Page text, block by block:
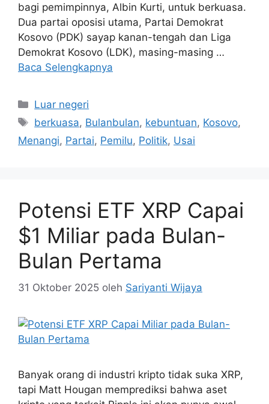
bagi pemimpinnya, Albin Kurti, untuk berkuasa.
Dua partai oposisi utama, Partai Demokrat
Kosovo (PDK) sayap kanan-tengah dan Liga
Demokrat Kosovo (LDK), masing-masing …
Baca Selengkapnya
Kategori
Luar negeri
Tag
berkuasa, Bulanbulan, kebuntuan, Kosovo,
Menangi, Partai, Pemilu, Politik, Usai
Potensi ETF XRP Capai
$1 Miliar pada Bulan-
Bulan Pertama
31 Oktober 2025 oleh Sariyanti Wijaya
Banyak orang di industri kripto tidak suka XRP,
tapi Matt Hougan memprediksi bahwa aset